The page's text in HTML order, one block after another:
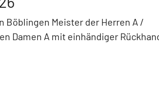
Böblingen Meister der Herren A /
Damen A mit einhändiger